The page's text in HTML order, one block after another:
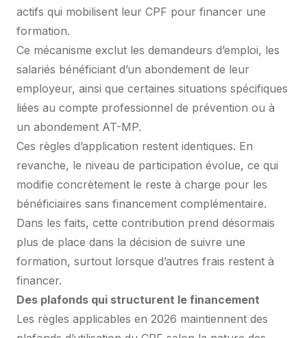
actifs qui mobilisent leur CPF pour financer une
formation.
Ce mécanisme exclut les demandeurs d’emploi, les
salariés bénéficiant d’un abondement de leur
employeur, ainsi que certaines situations spécifiques
liées au compte professionnel de prévention ou à
un abondement AT-MP.
Ces règles d’application restent identiques. En
revanche, le niveau de participation évolue, ce qui
modifie concrètement le reste à charge pour les
bénéficiaires sans financement complémentaire.
Dans les faits, cette contribution prend désormais
plus de place dans la décision de suivre une
formation, surtout lorsque d’autres frais restent à
financer.
Des plafonds qui structurent le financement
Les règles applicables en 2026 maintiennent des